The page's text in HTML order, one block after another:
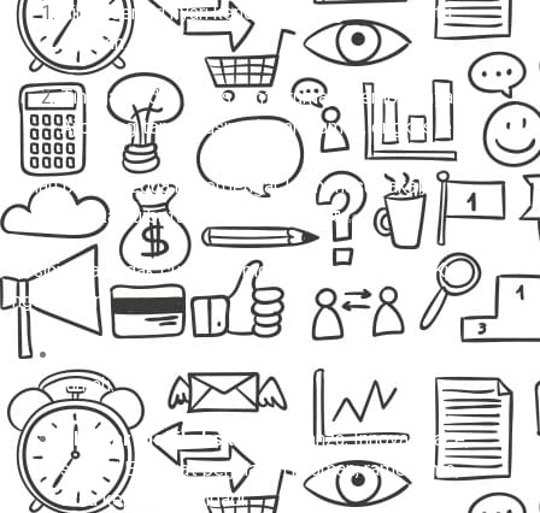
Ribet sendiri nyari kendaraan yang belum tentu
nyaman.
Tinggal duduk manis, pintu rumah dijemput, nyampe
Ajibarang tanpa pusing, barang aman, ongkos jelas.
Kalau pilihan kedua ini terdengar lebih masuk akal,
selamat… kamu butuh
! 🚐✨
Di sini, kita nggak cuma ngomongin sekadar
. Kita
ngomongin:
rumah.
Charter mobil eksklusif
(Avanza, Innova, Hiace,
sampai Elf) buat perjalanan nyaman, rame-rame,
atau keperluan pribadi.